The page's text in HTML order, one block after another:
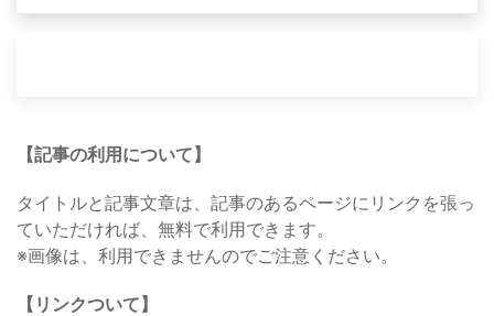
【記事の利用について】
タイトルと記事文章は、記事のあるページにリンクを張っ
ていただければ、無料で利用できます。
※画像は、利用できませんのでご注意ください。
【リンクついて】